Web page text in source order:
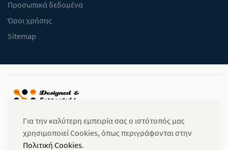
Προσωπικά δεδομένα
Όροι χρήσης
Sitemap
Για την καλύτερη εμπειρία σας ο ιστότοπός μας
χρησιμοποιεί Cookies, όπως περιγράφονται στην
Πολιτική Cookies.